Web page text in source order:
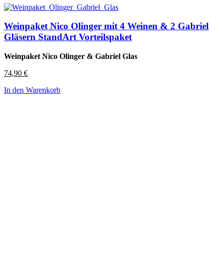
Weinpaket Nico Olinger mit 4 Weinen & 2 Gabriel
Gläsern StandArt Vorteilspaket
Weinpaket Nico Olinger & Gabriel Glas
74,90 €
In den Warenkorb